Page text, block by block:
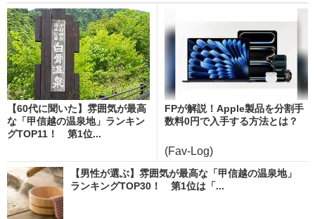
【60代に聞いた】雰囲気が最高
な「甲信越の温泉地」ランキン
グTOP11！ 第1位...
FPが解説！Apple製品を分割手
数料0円で入手する方法とは？
(Fav-Log)
【男性が選ぶ】雰囲気が最高な「甲信越の温泉地」
ランキングTOP30！ 第1位は「...